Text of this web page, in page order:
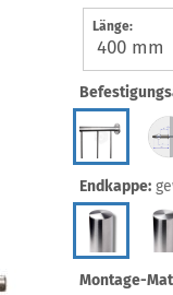
Länge:
Endkappe:
Montage-